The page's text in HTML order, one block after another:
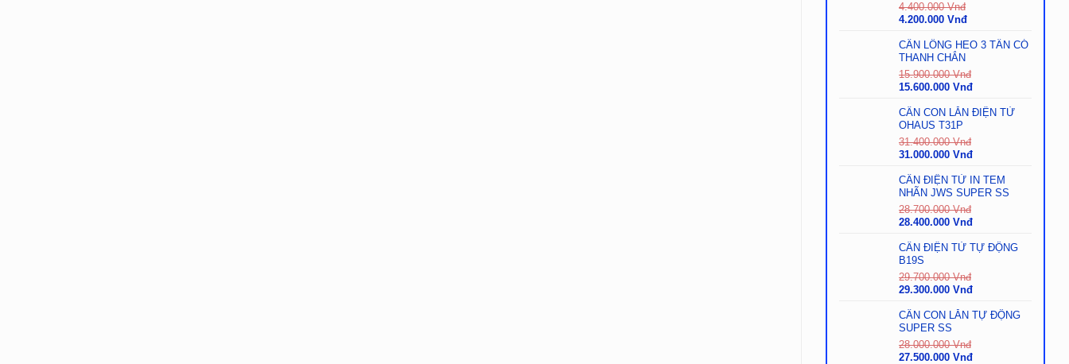
4.400.000Vnđ
Giá
là:
4.400.000
Vnđ.
4.200.000 VnđGiá
tại
4.200.000
Vnđ.
CÂN LỒNG HEO 3 TẤN CÓ
THANH CHẮN
15.900.000Vnđ
Giá
là:
15.900.000
Vnđ.
15.600.000 VnđGiá
tại
Vnđ.
CÂN CON LĂN ĐIỆN TỬ
OHAUS T31P
31.400.000Vnđ
Giá
là:
31.400.000
Vnđ.
31.000.000 VnđGiá
tại
là:
Vnđ.
CÂN ĐIỆN TỬ IN TEM
NHÃN JWS SUPER SS
28.700.000Vnđ
Giá
là:
28.700.000
Vnđ.
28.400.000 VnđGiá
tại
Vnđ.
CÂN ĐIỆN TỬ TỰ ĐỘNG
B19S
29.700.000Vnđ
Giá
là:
29.700.000
Vnđ.
29.300.000 VnđGiá
tại
Vnđ.
CÂN CON LĂN TỰ ĐỘNG
SUPER SS
28.000.000Vnđ
Giá
27.500.000 VnđGiá